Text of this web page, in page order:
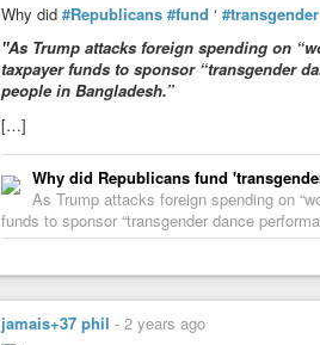
Ich bin gegen geschlechtsneutrale
Meine Meinung entspricht keiner der
Why did #Republicans #fund ‘ #transgender
"As Trump attacks foreign spending on
taxpayer funds to sponsor “transgender
people in Bangladesh.”
[…]
Why did Republicans fund
As Trump attacks foreign spending on
funds to sponsor “transgender dance
jamais+37 phil - 2 years ago